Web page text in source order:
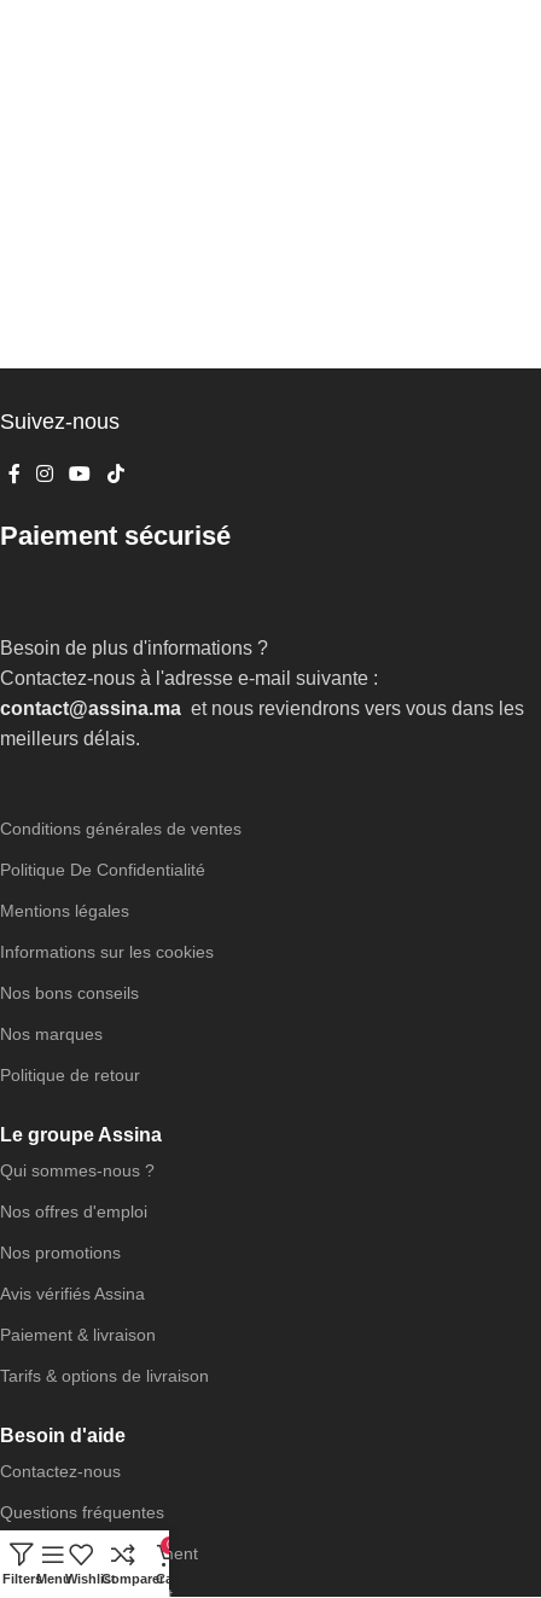
Besoin d'aide
Contactez-nous
Questions fréquentes
Retour et remboursement
Le groupe Assina
Qui sommes-nous ?
Nos offres d'emploi
Nos promotions
Avis vérifiés Assina
Paiement & livraison
Tarifs & options de livraison
Conditions générales de ventes
Politique De Confidentialité
Mentions légales
Informations sur les cookies
Nos bons conseils
Nos marques
Politique de retour
Suivez-nous
Paiement sécurisé
Besoin de plus d'informations ?
Contactez-nous à l'adresse e-mail suivante :
contact@assina.ma et nous reviendrons vers vous dans les
meilleurs délais.
FiltersMenuWishlistComparer
0
Cart